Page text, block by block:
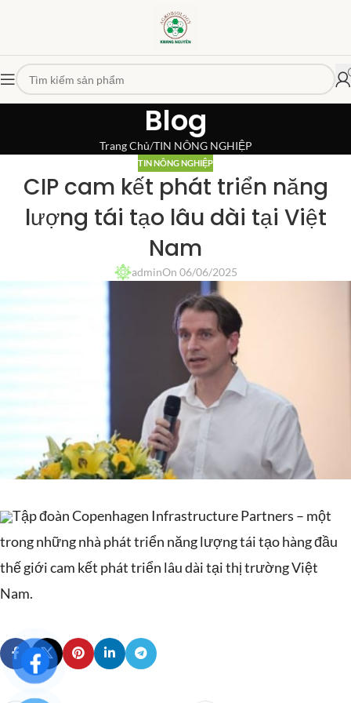
Blog
Trang Chủ TIN NÔNG NGHIỆP
TIN NÔNG NGHIỆP
CIP cam kết phát triển năng
lượng tái tạo lâu dài tại Việt
Nam
adminOn 06/06/2025
Tập đoàn Copenhagen Infrastructure Partners – một
trong những nhà phát triển năng lượng tái tạo hàng đầu
thế giới cam kết phát triển lâu dài tại thị trường Việt
Nam.